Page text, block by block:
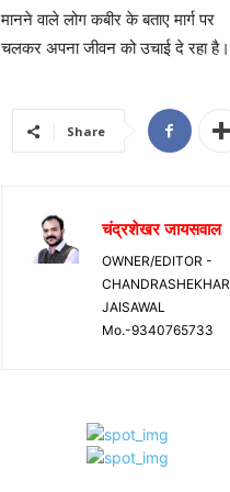
मानने वाले लोग कबीर के बताए मार्ग पर
चलकर अपना जीवन को उचाई दे रहा है।
Share
चंद्रशेखर जायसवाल
OWNER/EDITOR -
CHANDRASHEKHAR
JAISAWAL
Mo.-9340765733